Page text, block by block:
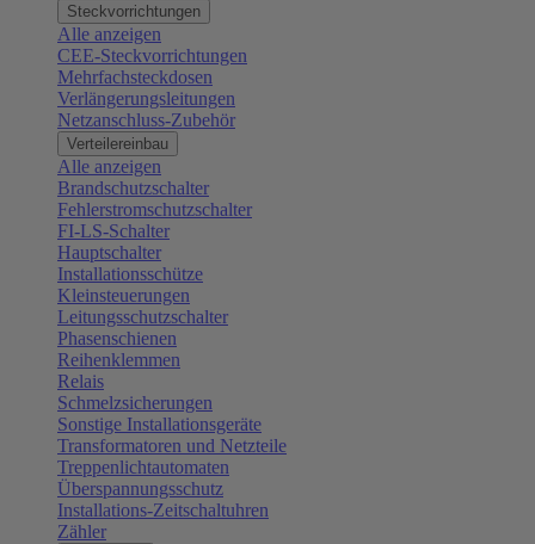
Steckvorrichtungen
Alle anzeigen
CEE-Steckvorrichtungen
Mehrfachsteckdosen
Verlängerungsleitungen
Netzanschluss-Zubehör
Verteilereinbau
Alle anzeigen
Brandschutzschalter
Fehlerstromschutzschalter
FI-LS-Schalter
Hauptschalter
Installationsschütze
Kleinsteuerungen
Leitungsschutzschalter
Phasenschienen
Reihenklemmen
Relais
Schmelzsicherungen
Sonstige Installationsgeräte
Transformatoren und Netzteile
Treppenlichtautomaten
Überspannungsschutz
Installations-Zeitschaltuhren
Zähler